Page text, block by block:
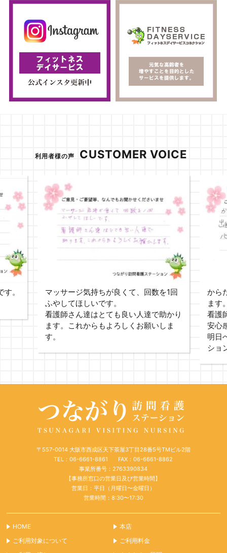
利用者様の声 CUSTOMER VOICE
。
マッサージ気持ちが良くて、回数を1回
ふやしてほしいです。
看護師さん達はとても良い人達で助かり
ます。これからもよろしくお願いしま
す。
から
ます
看護
安心
明日
ショ
〒557-0014 大阪市西成区天下茶屋3丁目28番5号TMビル2階
TEL：06-6661-8861
FAX：06-6661-8862
事業所番号：2763390834
【事務所窓口の営業日及び営業時間】
営業日：平日（月曜日〜金曜日）
営業時間：8:30〜17:30
HOME
本店
ご利用対象について
ご利用料金